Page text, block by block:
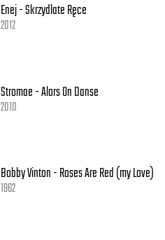
Enej - Skrzydlate Ręce
2012
Stromae - Alors On Danse
2010
Bobby Vinton - Roses Are Red (my Love)
1962